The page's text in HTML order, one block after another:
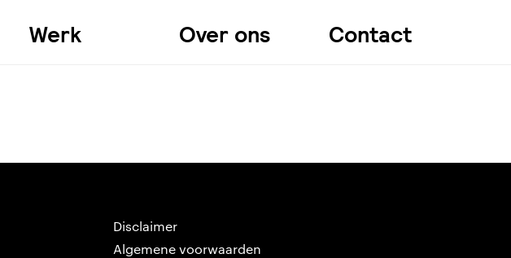
Werk Over ons Contact
Disclaimer
Algemene voorwaarden